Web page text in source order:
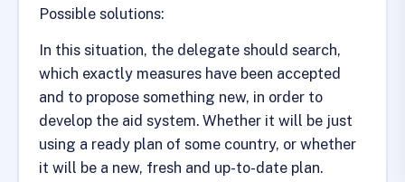
Possible solutions:
In this situation, the delegate should search,
which exactly measures have been accepted
and to propose something new, in order to
develop the aid system. Whether it will be just
using a ready plan of some country, or whether
it will be a new, fresh and up-to-date plan.